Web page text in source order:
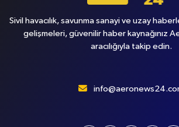
Sivil havacılık, savunma sanayi ve uzay
gelişmeleri, güvenilir haber kaynağınız
aracılığıyla takip edin.